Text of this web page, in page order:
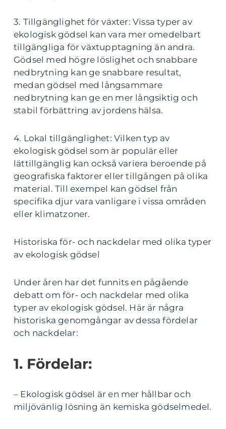
3. Tillgänglighet för växter: Vissa typer av
ekologisk gödsel kan vara mer omedelbart
tillgängliga för växtupptagning än andra.
Gödsel med högre löslighet och snabbare
nedbrytning kan ge snabbare resultat,
medan gödsel med långsammare
nedbrytning kan ge en mer långsiktig och
stabil förbättring av jordens hälsa.
4. Lokal tillgänglighet: Vilken typ av
ekologisk gödsel som är populär eller
lättillgänglig kan också variera beroende på
geografiska faktorer eller tillgången på olika
material. Till exempel kan gödsel från
specifika djur vara vanligare i vissa områden
eller klimatzoner.
Historiska för- och nackdelar med olika typer
av ekologisk gödsel
Under åren har det funnits en pågående
debatt om för- och nackdelar med olika
typer av ekologisk gödsel. Här är några
historiska genomgångar av dessa fördelar
och nackdelar:
1. Fördelar:
– Ekologisk gödsel är en mer hållbar och
miljövänlig lösning än kemiska gödselmedel.